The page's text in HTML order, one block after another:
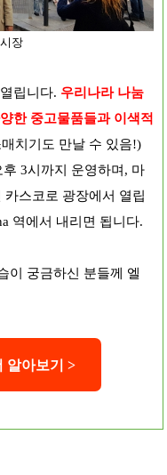
장
립니다. 우리나라 나눔
한 중고물품들과 이색적
치기도 만날 수 있음!)
3시까지 운영하며, 마
카스코로 광장에서 열립
역에서 내리면 됩니다.
이 궁금하신 분들께 엘
알아보기 >